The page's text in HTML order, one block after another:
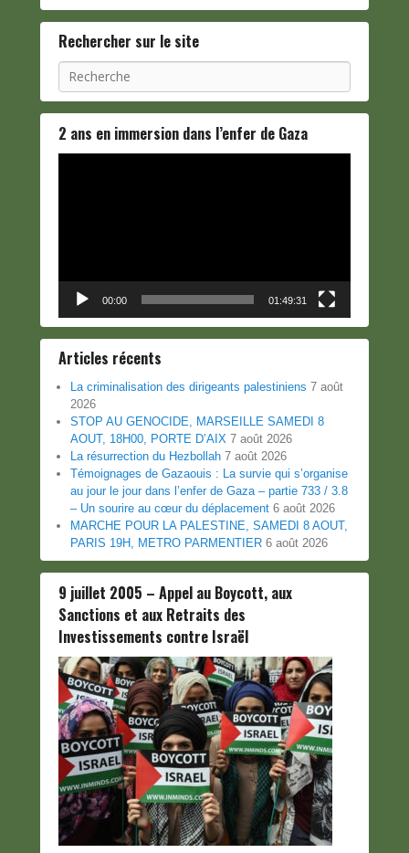
Rechercher sur le site
Recherche
2 ans en immersion dans l’enfer de Gaza
00:00 01:49:31
Articles récents
La criminalisation des dirigeants palestiniens 7 août
2026
STOP AU GENOCIDE, MARSEILLE SAMEDI 8
AOUT, 18H00, PORTE D’AIX 7 août 2026
La résurrection du Hezbollah 7 août 2026
Témoignages de Gazaouis : La survie qui s’organise
au jour le jour dans l’enfer de Gaza – partie 733 / 3.8
– Un sourire au cœur du déplacement 6 août 2026
MARCHE POUR LA PALESTINE, SAMEDI 8 AOUT,
PARIS 19H, METRO PARMENTIER 6 août 2026
9 juillet 2005 – Appel au Boycott, aux
Sanctions et aux Retraits des
Investissements contre Israël